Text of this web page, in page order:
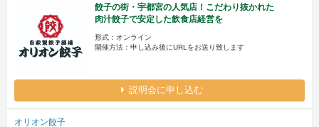
餃子の街・宇都宮の人気店！こだわり抜かれた
肉汁餃子で安定した飲食店経営を
形式：オンライン
開催方法：申し込み後にURLをお送り致します
説明会に申し込む
オリオン餃子